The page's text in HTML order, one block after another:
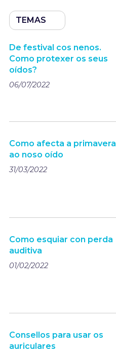
TEMAS
De festival cos nenos.
Como protexer os seus
oídos?
06/07/2022
Como afecta a primavera
ao noso oído
31/03/2022
Como esquiar con perda
auditiva
01/02/2022
Consellos para usar os
auriculares